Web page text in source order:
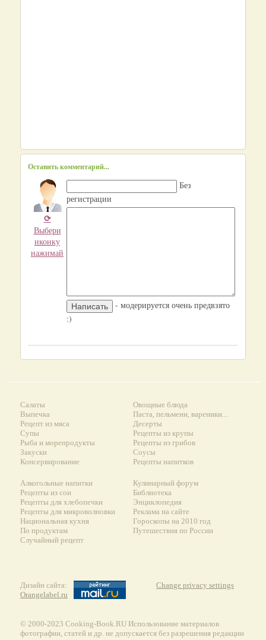
Оставить комментарий...
⟳
Выбери
иконку
нажимай
Без
регистрации
- модерируется очень предвзято
:)
Салаты
Выпечка
Рецепт из мяса
Супы
Рыба и морепродукты
Закуски
Консервирование
Овощные блюда
Паста, пельмени, вареники...
Десерты
Рецепты из крупы
Рецепты из грибов
Соусы
Рецепты напитков
Алкогольные напитки
Рецепты из сои
Рецепты для хлебопечки
Рецепты для микроволновки
Национальная кухня
По продуктам
Случайный рецепт
Кулинарный форум
Библиотека
Энциклопедия
Реклама на сайте
Гороскопы на 2010 год
Путешествия по России
Дизайн сайта:
Orangelabel.ru
Change privacy settings
© 2000-2023 Сooking-Book.RU Использование материалов
фотографии, статей и др. не допускается без разрешения редакции